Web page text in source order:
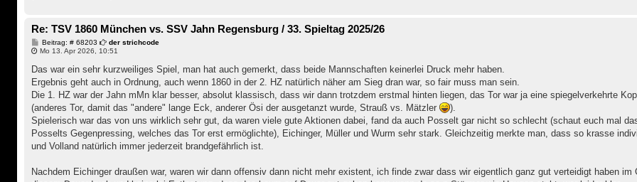
Re: TSV 1860 München vs. SSV Jahn Regensburg / 33. Spieltag 2025/26
Beitrag: # 68203 B
e
t
a
g
der strichcode
Mo 13. Apr 2026, 10:51
Das war ein sehr kurzweiliges Spiel, man hat auch gemerkt, dass beide Mannschaften keinerlei Druck mehr haben.
Ergebnis geht auch in Ordnung, auch wenn 1860 in der 2. HZ natürlich näher am Sieg dran war, so fair muss man sein.
Die 1. HZ war der Jahn mMn klar besser, absolut klassisch, dass wir dann trotzdem erstmal hinten liegen, das Tor war ja eine spiegelverkehrte
(anderes Tor, damit das "andere" lange Eck, anderer Ösi der ausgetanzt wurde, Strauß vs. Mätzler
).
Spielerisch war das von uns wirklich sehr gut, da waren viele gute Aktionen dabei, fand da auch Posselt gar nicht so schlecht (schaut euch mal
Posselts Gegenpressing, welches das Tor erst ermöglichte), Eichinger, Müller und Wurm sehr stark. Gleichzeitig merkte man, dass so krasse
und Volland natürlich immer jederzeit brandgefährlich ist.
Nachdem Eichinger draußen war, waren wir dann offensiv dann nicht mehr existent, ich finde zwar dass wir eigentlich ganz gut verteidigt haben im